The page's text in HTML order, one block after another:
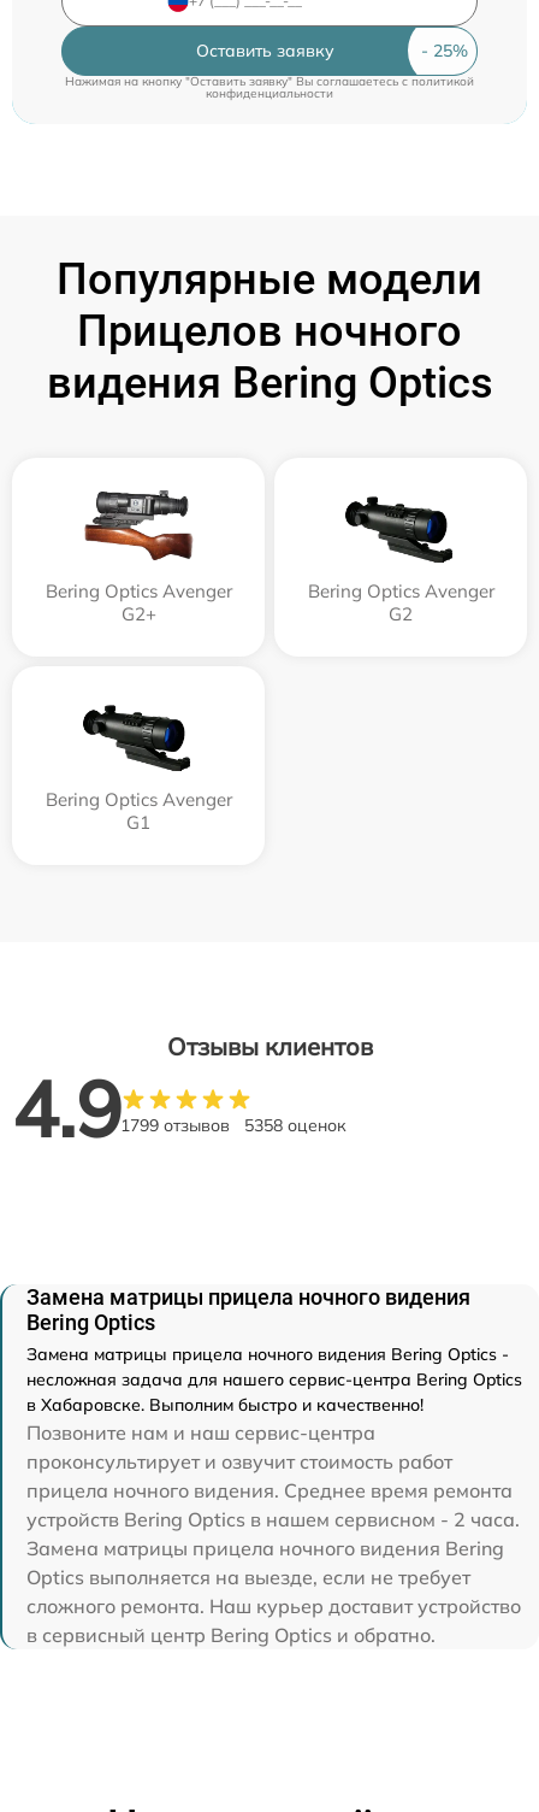
Оставить заявку
Нажимая на кнопку "Оставить заявку" Вы соглашаетесь cполитикой
конфиденциальности
Популярные модели
Прицелов ночного
видения Bering Optics
Bering Optics Avenger
G2+
Bering Optics Avenger
G2
Bering Optics Avenger
G1
Отзывы клиентов
4.91799 отзывов 5358 оценок
Замена матрицы прицела ночного видения
Bering Optics
Замена матрицы прицела ночного видения Bering Optics -
несложная задача для нашего сервис-центра Bering Optics
в Хабаровске. Выполним быстро и качественно!
Позвоните нам и наш сервис-центра
проконсультирует и озвучит стоимость работ
прицела ночного видения. Среднее время ремонта
устройств Bering Optics в нашем сервисном - 2 часа.
Замена матрицы прицела ночного видения Bering
Optics выполняется на выезде, если не требует
сложного ремонта. Наш курьер доставит устройство
в сервисный центр Bering Optics и обратно.